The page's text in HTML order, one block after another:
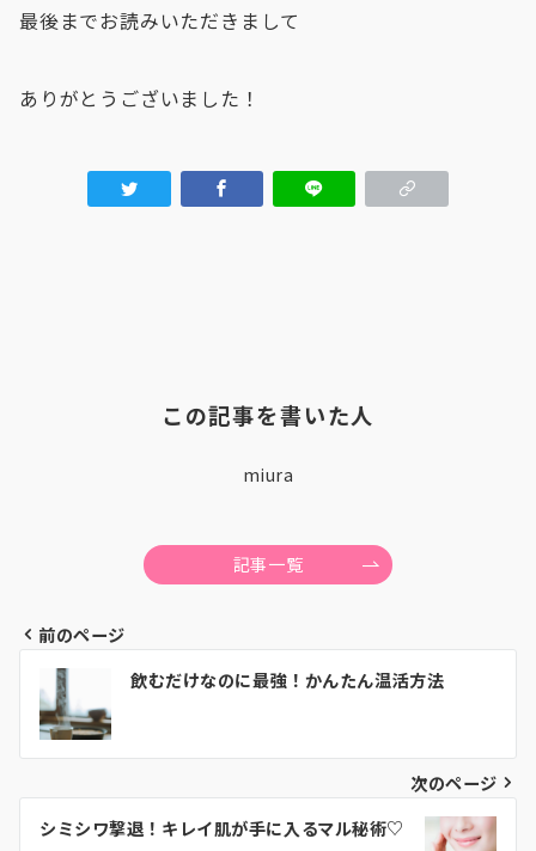
最後までお読みいただきまして
ありがとうございました！
この記事を書いた人
miura
記事一覧
稿
ナ
ビ
ゲ
前のページ
飲むだけなのに最強！かんたん温活方法
次のページ
シミシワ撃退！キレイ肌が手に入るマル秘術♡